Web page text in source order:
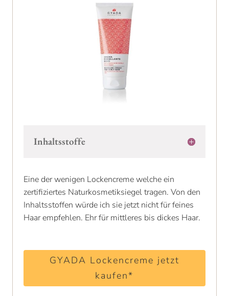
Inhaltsstoffe
Eine der wenigen Lockencreme welche ein
zertifiziertes Naturkosmetiksiegel tragen. Von den
Inhaltsstoffen würde ich sie jetzt nicht für feines
Haar empfehlen. Ehr für mittleres bis dickes Haar.
GYADA Lockencreme jetzt
kaufen*